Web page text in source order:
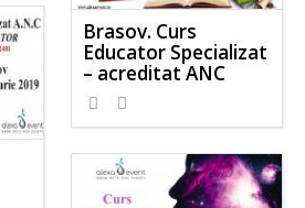
Brasov. Curs
Educator Specializat
– acreditat ANC